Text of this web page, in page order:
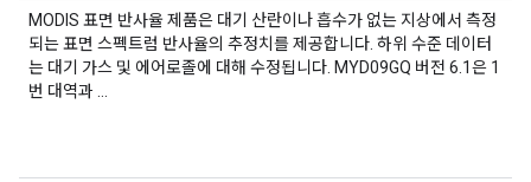
MODIS 표면 반사율 제품은 대기 산란이나 흡수가 없는 지상에서 측정
되는 표면 스펙트럼 반사율의 추정치를 제공합니다. 하위 수준 데이터
는 대기 가스 및 에어로졸에 대해 수정됩니다. MYD09GQ 버전 6.1은 1
번 대역과 …